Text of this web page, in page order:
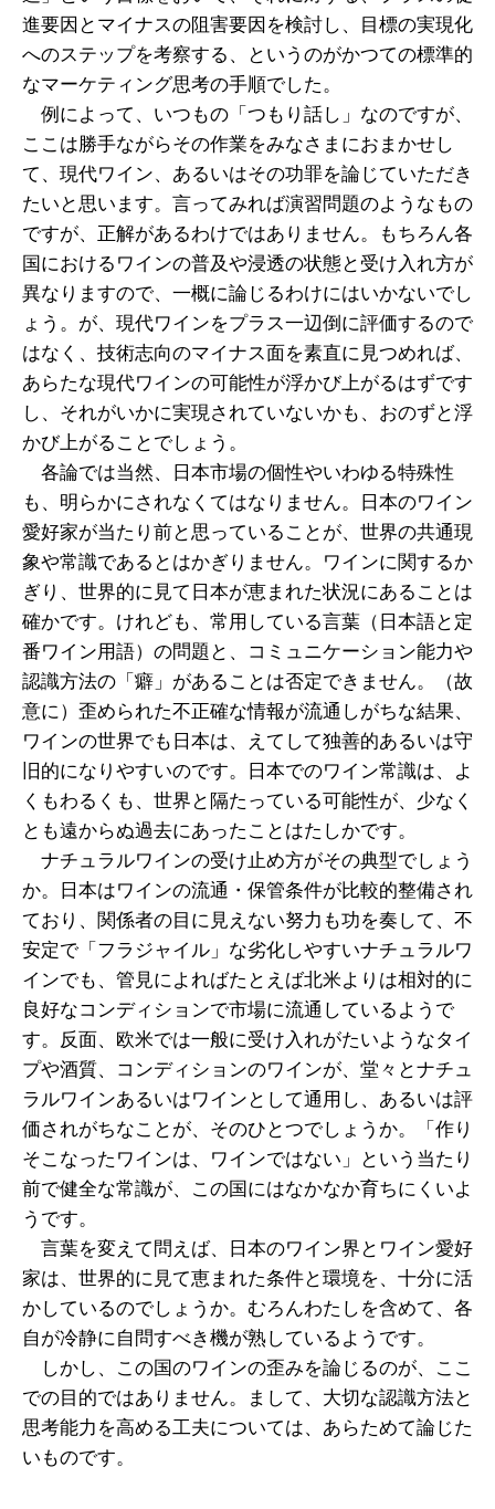
進要因とマイナスの阻害要因を検討し、目標の実現化
へのステップを考察する、というのがかつての標準的
なマーケティング思考の手順でした。
例によって、いつもの「つもり話し」なのですが、
ここは勝手ながらその作業をみなさまにおまかせし
て、現代ワイン、あるいはその功罪を論じていただき
たいと思います。言ってみれば演習問題のようなもの
ですが、正解があるわけではありません。もちろん各
国におけるワインの普及や浸透の状態と受け入れ方が
異なりますので、一概に論じるわけにはいかないでし
ょう。が、現代ワインをプラス一辺倒に評価するので
はなく、技術志向のマイナス面を素直に見つめれば、
あらたな現代ワインの可能性が浮かび上がるはずです
し、それがいかに実現されていないかも、おのずと浮
かび上がることでしょう。
各論では当然、日本市場の個性やいわゆる特殊性
も、明らかにされなくてはなりません。日本のワイン
愛好家が当たり前と思っていることが、世界の共通現
象や常識であるとはかぎりません。ワインに関するか
ぎり、世界的に見て日本が恵まれた状況にあることは
確かです。けれども、常用している言葉（日本語と定
番ワイン用語）の問題と、コミュニケーション能力や
認識方法の「癖」があることは否定できません。（故
意に）歪められた不正確な情報が流通しがちな結果、
ワインの世界でも日本は、えてして独善的あるいは守
旧的になりやすいのです。日本でのワイン常識は、よ
くもわるくも、世界と隔たっている可能性が、少なく
とも遠からぬ過去にあったことはたしかです。
ナチュラルワインの受け止め方がその典型でしょう
か。日本はワインの流通・保管条件が比較的整備され
ており、関係者の目に見えない努力も功を奏して、不
安定で「フラジャイル」な劣化しやすいナチュラルワ
インでも、管見によればたとえば北米よりは相対的に
良好なコンディションで市場に流通しているようで
す。反面、欧米では一般に受け入れがたいようなタイ
プや酒質、コンディションのワインが、堂々とナチュ
ラルワインあるいはワインとして通用し、あるいは評
価されがちなことが、そのひとつでしょうか。「作り
そこなったワインは、ワインではない」という当たり
前で健全な常識が、この国にはなかなか育ちにくいよ
うです。
言葉を変えて問えば、日本のワイン界とワイン愛好
家は、世界的に見て恵まれた条件と環境を、十分に活
かしているのでしょうか。むろんわたしを含めて、各
自が冷静に自問すべき機が熟しているようです。
しかし、この国のワインの歪みを論じるのが、ここ
での目的ではありません。まして、大切な認識方法と
思考能力を高める工夫については、あらためて論じた
いものです。